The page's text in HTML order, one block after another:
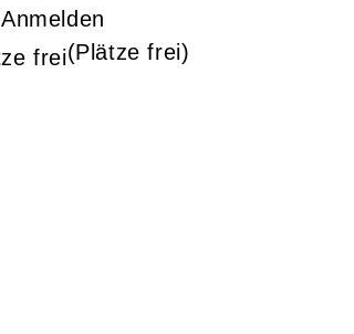
Anmelden
(Plätze frei)